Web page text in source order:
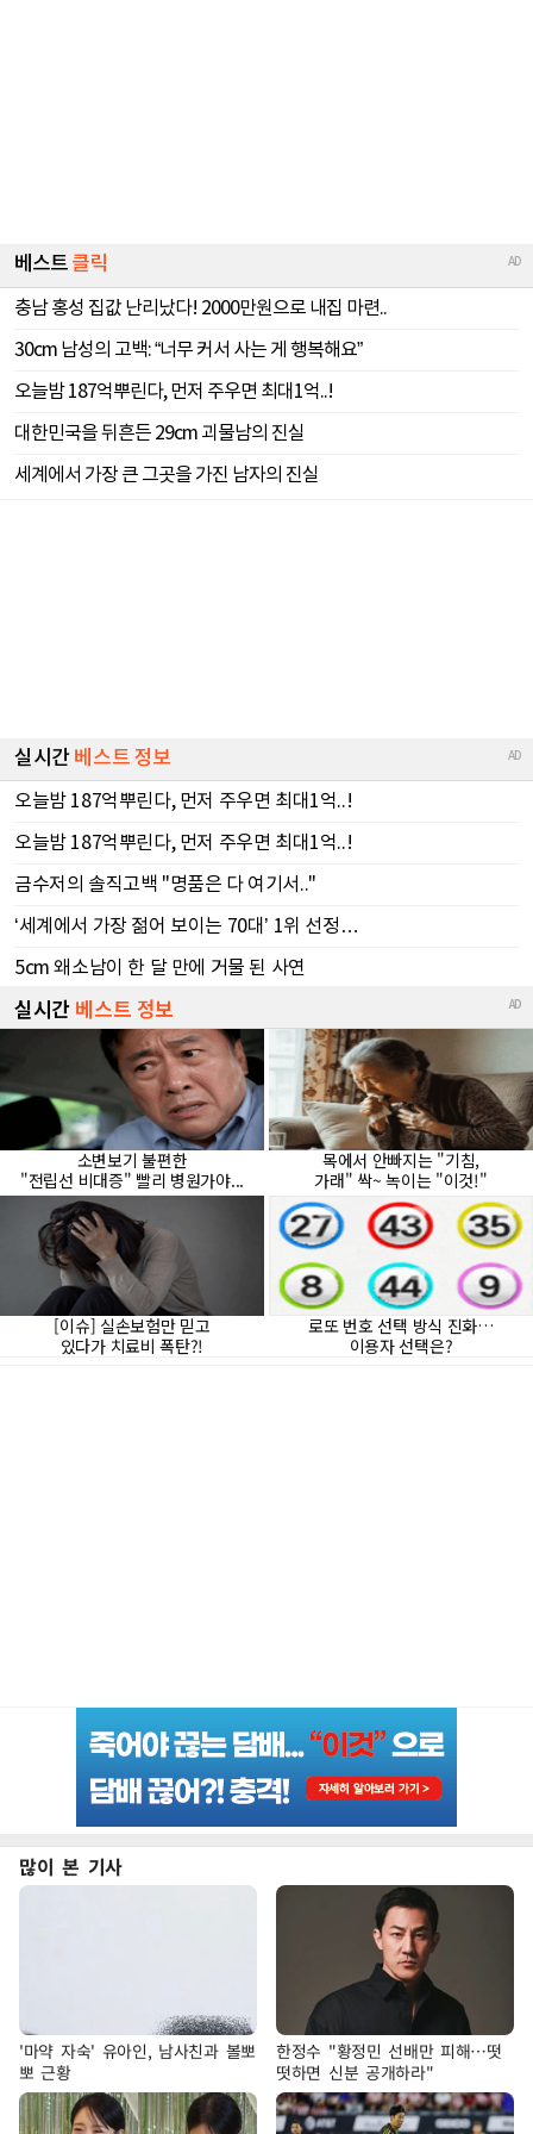
많이 본 기사
'마약 자숙' 유아인, 남사친과 볼뽀
뽀 근황
한정수 "황정민 선배만 피해…떳
떳하면 신분 공개하라"